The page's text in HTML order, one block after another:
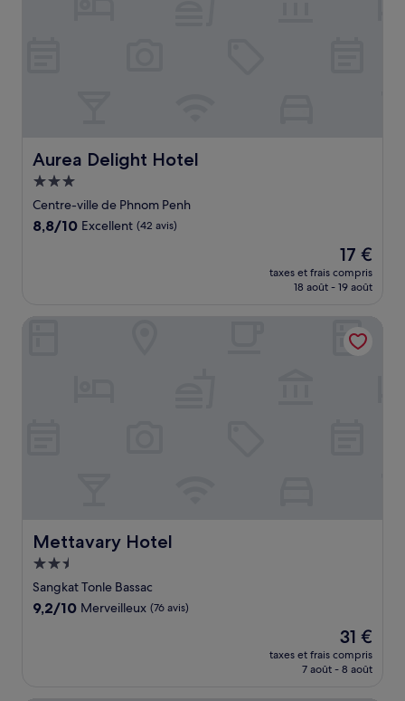
Aurea Delight Hotel
Aurea Delight Hotel
Hébergement
3.0 étoiles
Centre-ville de Phnom Penh
8.8
8,8/10 Excellent (42 avis)
Le
nouveau
prix
de
17 €
17 €
taxes et frais compris
18 août - 19 août
Mettavary Hotel
Mettavary Hotel
Hébergement
2.5 étoiles
Sangkat Tonle Bassac
9.2
9,2/10 Merveilleux (76 avis)
Le
nouveau
prix
31 €
taxes et frais compris
7 août - 8 août